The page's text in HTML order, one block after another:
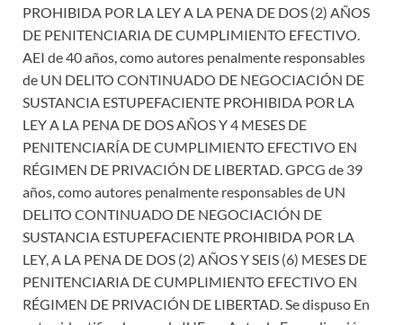
PROHIBIDA POR LA LEY A LA PENA DE DOS (2) AÑOS
DE PENITENCIARIA DE CUMPLIMIENTO EFECTIVO.
AEI de 40 años, como autores penalmente responsables
de UN DELITO CONTINUADO DE NEGOCIACIÓN DE
SUSTANCIA ESTUPEFACIENTE PROHIBIDA POR LA
LEY A LA PENA DE DOS AÑOS Y 4 MESES DE
PENITENCIARÍA DE CUMPLIMIENTO EFECTIVO EN
RÉGIMEN DE PRIVACIÓN DE LIBERTAD. GPCG de 39
años, como autores penalmente responsables de UN
DELITO CONTINUADO DE NEGOCIACIÓN DE
SUSTANCIA ESTUPEFACIENTE PROHIBIDA POR LA
LEY, A LA PENA DE DOS (2) AÑOS Y SEIS (6) MESES DE
PENITENCIARIA DE CUMPLIMIENTO EFECTIVO EN
RÉGIMEN DE PRIVACIÓN DE LIBERTAD. Se dispuso En